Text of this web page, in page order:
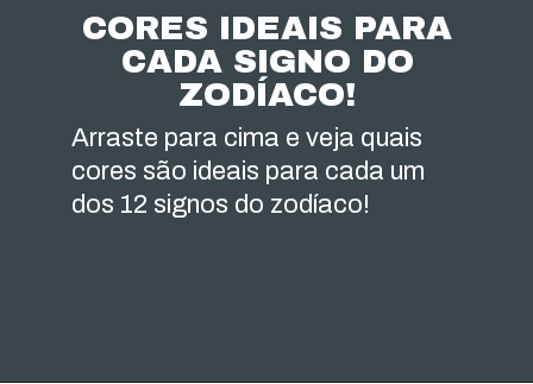
CORES IDEAIS PARA
CADA SIGNO DO
ZODÍACO!
Arraste para cima e veja quais
cores são ideais para cada um
dos 12 signos do zodíaco!